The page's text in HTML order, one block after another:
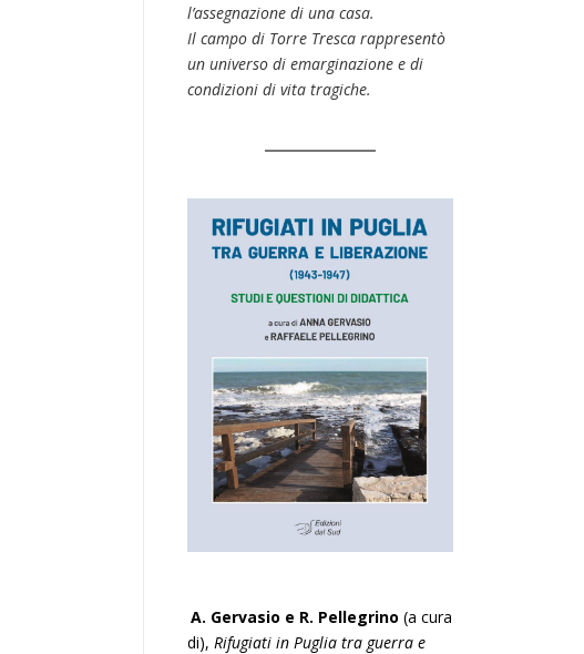
l’assegnazione di una casa.
Il campo di Torre Tresca rappresentò
un universo di emarginazione e di
condizioni di vita tragiche.
A. Gervasio e R. Pellegrino (a cura
di), Rifugiati in Puglia tra guerra e